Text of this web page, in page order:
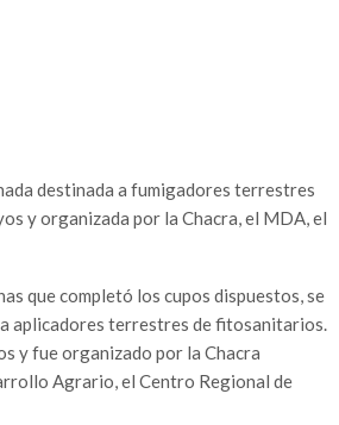
destinada a fumigadores terrestres
y organizada por la Chacra, el MDA, el
que completó los cupos dispuestos, se
aplicadores terrestres de fitosanitarios.
y fue organizado por la Chacra
Agrario, el Centro Regional de